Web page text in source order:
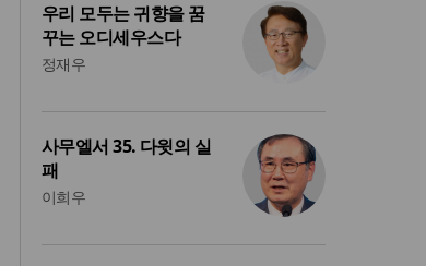
우리 모두는 귀향을 꿈
꾸는 오디세우스다
정재우
사무엘서 35. 다윗의 실
패
이희우